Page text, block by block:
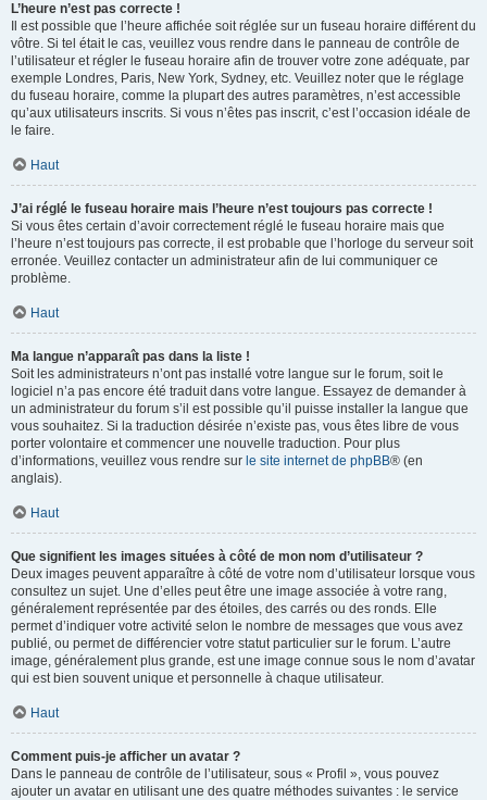
L’heure n’est pas correcte !
Il est possible que l’heure affichée soit réglée sur un fuseau horaire différent du
vôtre. Si tel était le cas, veuillez vous rendre dans le panneau de contrôle de
l’utilisateur et régler le fuseau horaire afin de trouver votre zone adéquate, par
exemple Londres, Paris, New York, Sydney, etc. Veuillez noter que le réglage
du fuseau horaire, comme la plupart des autres paramètres, n’est accessible
qu’aux utilisateurs inscrits. Si vous n’êtes pas inscrit, c’est l’occasion idéale de
le faire.
Haut
J’ai réglé le fuseau horaire mais l’heure n’est toujours pas correcte !
Si vous êtes certain d’avoir correctement réglé le fuseau horaire mais que
l’heure n’est toujours pas correcte, il est probable que l’horloge du serveur soit
erronée. Veuillez contacter un administrateur afin de lui communiquer ce
problème.
Haut
Ma langue n’apparaît pas dans la liste !
Soit les administrateurs n’ont pas installé votre langue sur le forum, soit le
logiciel n’a pas encore été traduit dans votre langue. Essayez de demander à
un administrateur du forum s’il est possible qu’il puisse installer la langue que
vous souhaitez. Si la traduction désirée n’existe pas, vous êtes libre de vous
porter volontaire et commencer une nouvelle traduction. Pour plus
d’informations, veuillez vous rendre sur le site internet de phpBB® (en
anglais).
Haut
Que signifient les images situées à côté de mon nom d’utilisateur ?
Deux images peuvent apparaître à côté de votre nom d’utilisateur lorsque vous
consultez un sujet. Une d’elles peut être une image associée à votre rang,
généralement représentée par des étoiles, des carrés ou des ronds. Elle
permet d’indiquer votre activité selon le nombre de messages que vous avez
publié, ou permet de différencier votre statut particulier sur le forum. L’autre
image, généralement plus grande, est une image connue sous le nom d’avatar
qui est bien souvent unique et personnelle à chaque utilisateur.
Haut
Comment puis-je afficher un avatar ?
Dans le panneau de contrôle de l’utilisateur, sous « Profil », vous pouvez
ajouter un avatar en utilisant une des quatre méthodes suivantes : le service